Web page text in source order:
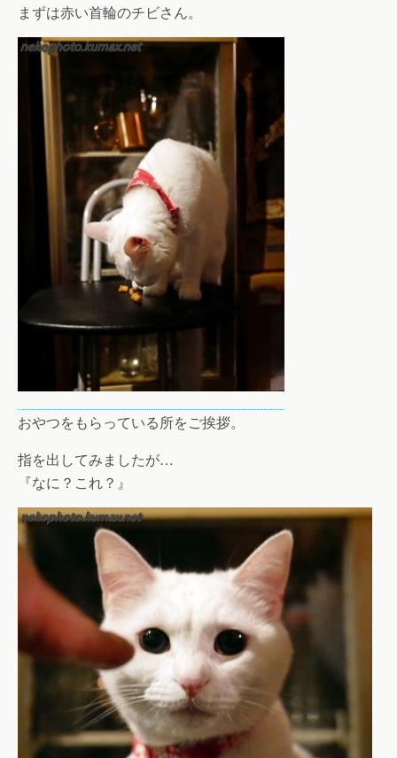
まずは赤い首輪のチビさん。
おやつをもらっている所をご挨拶。
指を出してみましたが…
『なに？これ？』